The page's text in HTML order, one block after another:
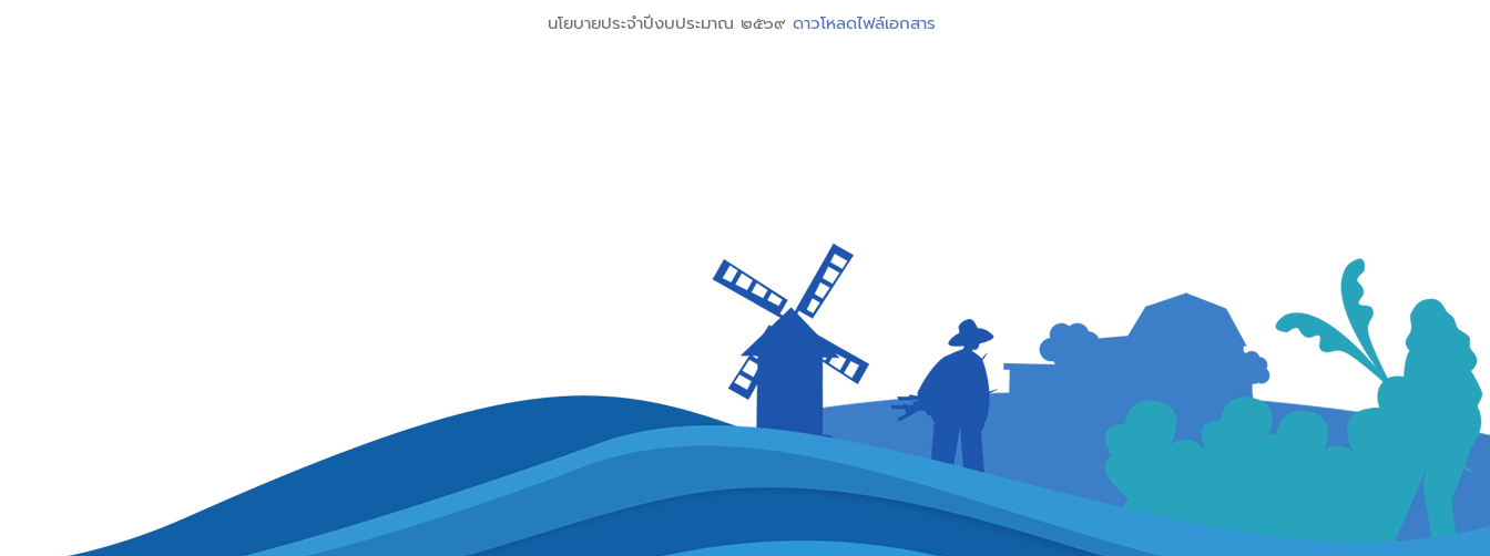
นโยบายประจำปีงบประมาณ ๒๕๖๙ ดาวโหลดไฟล์เอกสาร